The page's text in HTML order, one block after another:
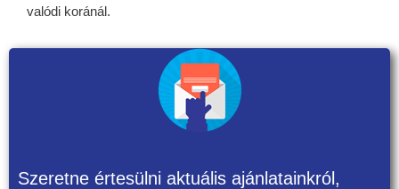
valódi koránál.
Szeretne értesülni aktuális ajánlatainkról,